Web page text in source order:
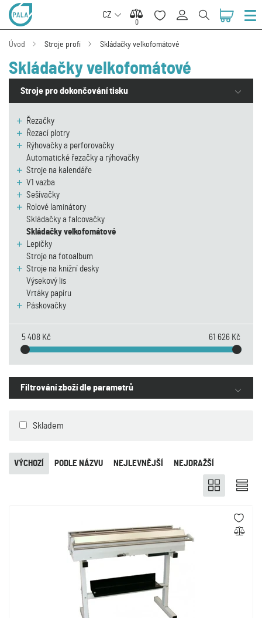
CZ
0
0
Úvod Stroje profi Skládačky velkofomátové
Skládačky velkofomátové
Stroje pro dokončování tisku
Řezačky
Řezací plotry
Rýhovačky a perforovačky
Automatické řezačky a rýhovačky
Stroje na kalendáře
V1 vazba
Sešívačky
Rolové laminátory
Skládačky a falcovačky
Skládačky velkofomátové
Lepičky
Stroje na fotoalbum
Stroje na knižní desky
Výsekový lis
Vrtáky papíru
Páskovačky
5 408 Kč 61 626 Kč
Filtrování zboží dle parametrů
Skladem
NEJLEVNĚJŠÍ NEJDRAŽŠÍ
PODLE NÁZVU
VÝCHOZÍ